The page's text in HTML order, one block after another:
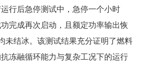
行后急停测试中，急停一个小时
完成再次启动，且额定功率输出恢
未结冰。该测试结果充分证明了燃料
冻融循环能力与复杂工况下的运行